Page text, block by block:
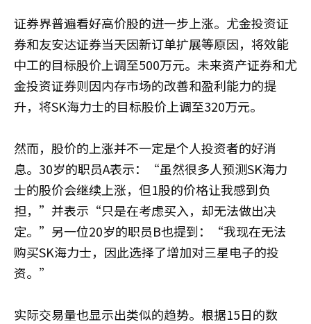
证券界普遍看好高价股的进一步上涨。尤金投资证
券和友安达证券当天因新订单扩展等原因，将效能
中工的目标股价上调至500万元。未来资产证券和尤
金投资证券则因内存市场的改善和盈利能力的提
升，将SK海力士的目标股价上调至320万元。
然而，股价的上涨并不一定是个人投资者的好消
息。30岁的职员A表示：“虽然很多人预测SK海力
士的股价会继续上涨，但1股的价格让我感到负
担，”并表示“只是在考虑买入，却无法做出决
定。”另一位20岁的职员B也提到：“我现在无法
购买SK海力士，因此选择了增加对三星电子的投
资。”
实际交易量也显示出类似的趋势。根据15日的数